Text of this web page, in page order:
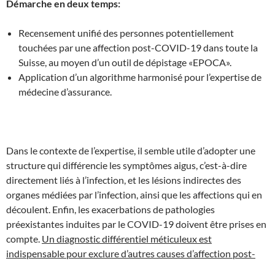
Démarche en deux temps:
Recensement unifié des personnes potentiellement
touchées par une affection post-COVID-19 dans toute la
Suisse, au moyen d’un outil de dépistage «EPOCA».
Application d’un algorithme harmonisé pour l’expertise de
médecine d’assurance.
Dans le contexte de l’expertise, il semble utile d’adopter une
structure qui différencie les symptômes aigus, c’est-à-dire
directement liés à l’infection, et les lésions indirectes des
organes médiées par l’infection, ainsi que les affections qui en
découlent. Enfin, les exacerbations de pathologies
préexistantes induites par le COVID-19 doivent être prises en
compte. Un diagnostic différentiel méticuleux est
indispensable pour exclure d’autres causes d’affection post-